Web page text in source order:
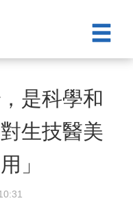
是科學和
生技醫美
」